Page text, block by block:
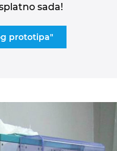
sada!
prototipa"